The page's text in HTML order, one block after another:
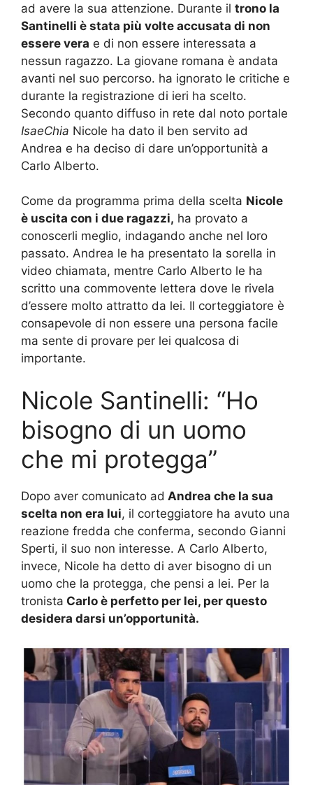
ad avere la sua attenzione. Durante il trono la
Santinelli è stata più volte accusata di non
essere vera e di non essere interessata a
nessun ragazzo. La giovane romana è andata
avanti nel suo percorso. ha ignorato le critiche e
durante la registrazione di ieri ha scelto.
Secondo quanto diffuso in rete dal noto portale
IsaeChia Nicole ha dato il ben servito ad
Andrea e ha deciso di dare un’opportunità a
Carlo Alberto.
Come da programma prima della scelta Nicole
è uscita con i due ragazzi, ha provato a
conoscerli meglio, indagando anche nel loro
passato. Andrea le ha presentato la sorella in
video chiamata, mentre Carlo Alberto le ha
scritto una commovente lettera dove le rivela
d’essere molto attratto da lei. Il corteggiatore è
consapevole di non essere una persona facile
ma sente di provare per lei qualcosa di
importante.
Nicole Santinelli: “Ho
bisogno di un uomo
che mi protegga”
Dopo aver comunicato ad Andrea che la sua
scelta non era lui, il corteggiatore ha avuto una
reazione fredda che conferma, secondo Gianni
Sperti, il suo non interesse. A Carlo Alberto,
invece, Nicole ha detto di aver bisogno di un
uomo che la protegga, che pensi a lei. Per la
tronista Carlo è perfetto per lei, per questo
desidera darsi un’opportunità.